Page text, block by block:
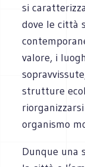
si
dove le città
valore, i
strutture
organismo
Dunque una